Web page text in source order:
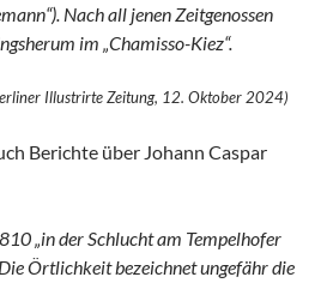
Nach all jenen Zeitgenossen
im „Chamisso-Kiez“.
Illustrirte Zeitung, 12. Oktober 2024)
Berichte über Johann Caspar
„in der Schlucht am Tempelhofer
Örtlichkeit bezeichnet ungefähr die